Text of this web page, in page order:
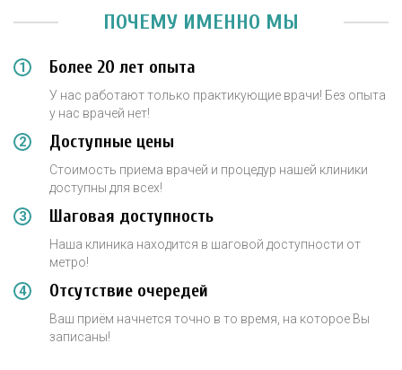
ПОЧЕМУ ИМЕННО МЫ
Более 20 лет опыта
У нас работают только практикующие врачи! Без опыта
у нас врачей нет!
Доступные цены
Стоимость приема врачей и процедур нашей клиники
доступны для всех!
Шаговая доступность
Наша клиника находится в шаговой доступности от
метро!
Отсутствие очередей
Ваш приём начнется точно в то время, на которое Вы
записаны!